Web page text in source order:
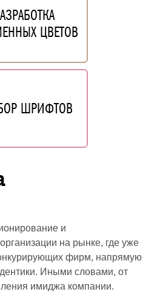
ЦВЕТОВ
ШРИФТОВ
и
на рынке, где уже
фирм, напрямую
Иными словами, от
имиджа компании.